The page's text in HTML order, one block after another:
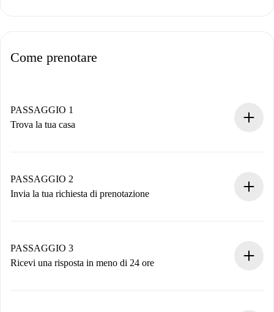
Come prenotare
PASSAGGIO 1
Trova la tua casa
Hai tutte le informazioni necessarie in anticipo.
PASSAGGIO 2
Invia la tua richiesta di prenotazione
non accetta.
PASSAGGIO 3
Ricevi una risposta in meno di 24 ore